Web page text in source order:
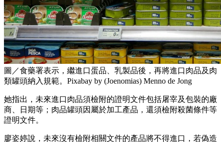
圖／食藥署表示，繼進口蛋品、乳製品後，再將進口肉品及肉
類罐頭納入規範。Pixabay by (Joenomias) Menno de Jong
她指出，未來進口肉品須檢附的證明文件包括屠宰及包裝的廠
商、日期等；肉品罐頭因屬於加工產品，還須檢附殺菌條件等
證明文件。
廖姿婷說，未來沒有檢附相關文件的產品將不得進口，若偽造